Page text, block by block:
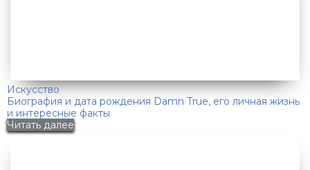
Искусство
Биография и дата рождения Damn True, его личная жизнь
и интересные факты
Читать далее